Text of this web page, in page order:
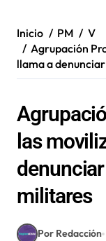
Inicio PM
V
Agrupación
llama a
las
militares
Por Redacción